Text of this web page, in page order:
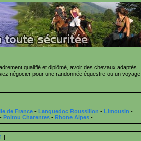
qualifié et diplômé, avoir des chevaux adaptés
négocier pour une randonnée équestre ou un voyage
de France - Languedoc Roussillon - Limousin -
Poitou Charentes- Rhone Alpes-
|